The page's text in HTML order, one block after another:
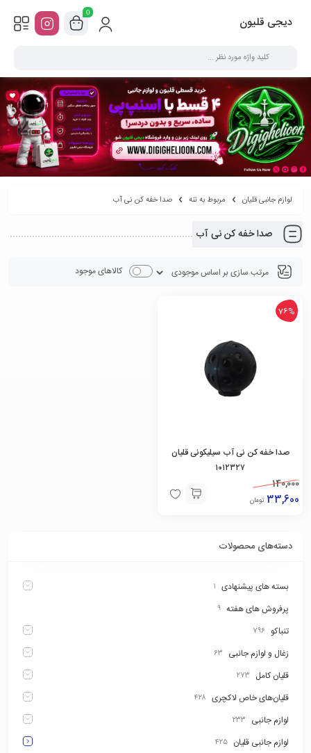
دیجی قلیون
0
لوازم جانبی قلیان مربوط به تنه صدا خفه کن نی آب
صدا خفه کن نی آب
کالاهای موجود
76%
صدا خفه کن نی آب سیلیکونی قلیان
۱۰۱۲۳۲۷
140,000
33,600 تومان
دسته‌های محصولات
بسته های پیشنهادی ۱
پرفروش های هفته ۹
تنباکو ۷۹۶
زغال و لوازم جانبی ۶۳
قلیان کامل ۲۷۳
قلیان‌های خاص لاکچری ۴۲۸
لوازم جانبی ۲۳۳
لوازم جانبی قلیان ۴۲۵